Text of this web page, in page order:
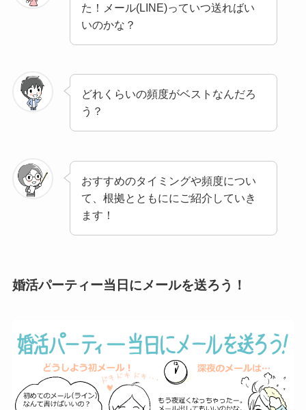
た！メール(LINE)っていつ送ればい
いのかな？
どれくらいの頻度がベストなんだろ
う？
おすすめのタイミングや頻度につい
て、根拠とともににご紹介していき
ます！
婚活パーティー当日にメールを送ろう！